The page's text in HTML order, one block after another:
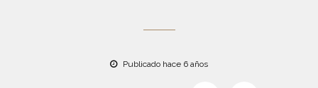
Publicado hace 6 años